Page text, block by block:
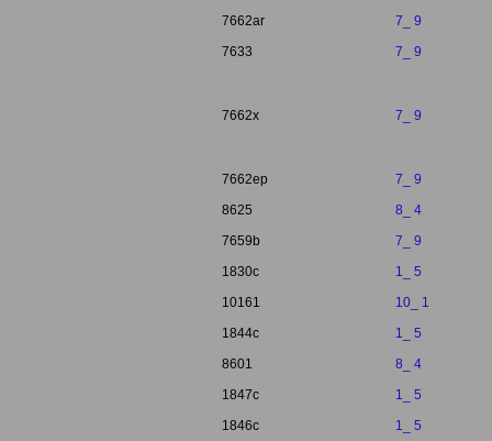
7662ar
7_ 9
7633
7_ 9
7662x 7_ 9
7662ep
7_ 9
8625
8_ 4
7659b
7_ 9
1830c
1_ 5
10161
10_ 1
1844c
1_ 5
8601
8_ 4
1847c
1_ 5
1846c
1_ 5